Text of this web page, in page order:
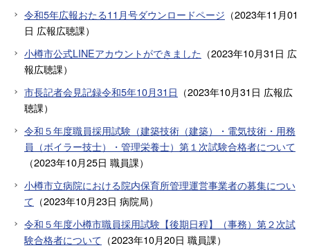
令和5年広報おたる11月号ダウンロードページ （2023年11月01
日 広報広聴課）
小樽市公式LINEアカウントができました （2023年10月31日 広
報広聴課）
市長記者会見記録令和5年10月31日 （2023年10月31日 広報広
聴課）
令和５年度職員採用試験（建築技術（建築）・電気技術・用務
員（ボイラー技士）・管理栄養士）第１次試験合格者について
（2023年10月25日 職員課）
小樽市立病院における院内保育所管理運営事業者の募集につい
て （2023年10月23日 病院局）
令和５年度小樽市職員採用試験【後期日程】（事務）第２次試
験合格者について （2023年10月20日 職員課）